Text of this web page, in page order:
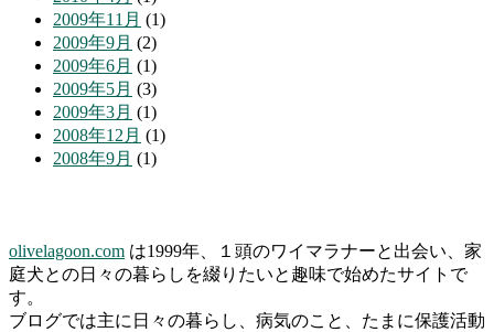
2009年11月 (1)
2009年9月 (2)
2009年6月 (1)
2009年5月 (3)
2009年3月 (1)
2008年12月 (1)
2008年9月 (1)
olivelagoon.com は1999年、１頭のワイマラナーと出会い、家
庭犬との日々の暮らしを綴りたいと趣味で始めたサイトで
す。
ブログでは主に日々の暮らし、病気のこと、たまに保護活動